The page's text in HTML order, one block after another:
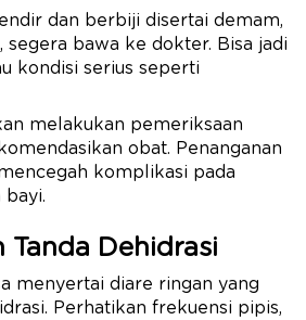
dan berbiji disertai demam,
segera bawa ke dokter. Bisa jadi
kondisi serius seperti
melakukan pemeriksaan
obat. Penanganan
komplikasi pada
bayi.
Tanda Dehidrasi
menyertai diare ringan yang
Perhatikan frekuensi pipis,